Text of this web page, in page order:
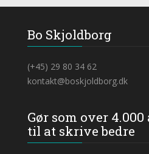
Bo Skjoldborg
(+45) 29 80 34 62
kontakt@boskjoldborg.dk
Gør som over
til at skrive bedre